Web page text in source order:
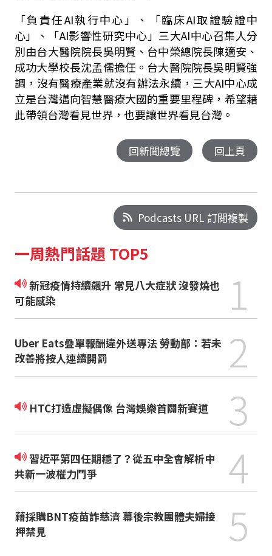
「負責任AI執行中心」、「臨床AI取證驗證中
心」、「AI影響性研究中心」三大AI中心召集人分
別由台大醫院院長吳明賢、台中榮總院長陳適安、
成功大學校長沈孟儒擔任。台大醫院院長吳明賢強
調，沒有醫療產業就沒有辦法永續，三大AI中心成
立是台灣邁向智慧醫療大國的重要里程碑，希望藉
此帶領台灣看見世界，也要讓世界看見台灣。
回新聞總覽 回上頁
Podcasts URL 訂閱複製
一周熱門話題 TOP5
新冠疫情持續飆升 常見八大症狀 沒發燒也
可能感染
1
Uber Eats疊單報酬違外送專法 勞動部：若未
改善將按人連續開罰
2
HTC打造虛擬偶像 台灣娛樂首闢新賽道 3
習近平第四任期穩了？從五中全會解析中
共新一波權力鬥爭
4
藉採購BNT疫苗詐慈濟 幕後宗教團體夫婦接
押禁見
5